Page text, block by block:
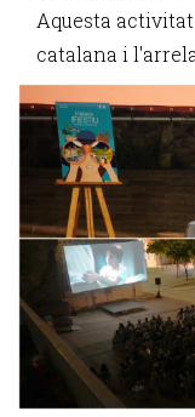
Aquesta
catalana i